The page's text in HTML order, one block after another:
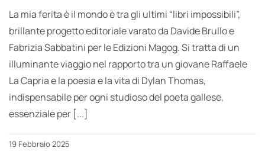
La mia ferita è il mondo è tra gli ultimi “libri impossibili”,
brillante progetto editoriale varato da Davide Brullo e
Fabrizia Sabbatini per le Edizioni Magog. Si tratta di un
illuminante viaggio nel rapporto tra un giovane Raffaele
La Capria e la poesia e la vita di Dylan Thomas,
indispensabile per ogni studioso del poeta gallese,
essenziale per [...]
19 Febbraio 2025